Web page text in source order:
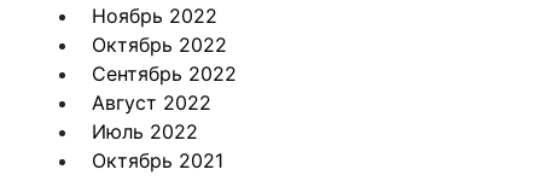
Ноябрь 2022
Октябрь 2022
Сентябрь 2022
Август 2022
Июль 2022
Октябрь 2021